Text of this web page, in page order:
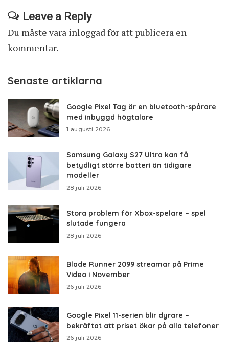
Leave a Reply
Du måste vara inloggadför att publicera en
kommentar.
Senaste artiklarna
Google Pixel Tag är en bluetooth-spårare
med inbyggd högtalare
1 augusti 2026
Samsung Galaxy S27 Ultra kan få
betydligt större batteri än tidigare
modeller
28 juli 2026
Stora problem för Xbox-spelare – spel
slutade fungera
28 juli 2026
Blade Runner 2099 streamar på Prime
Video i November
26 juli 2026
Google Pixel 11-serien blir dyrare –
bekräftat att priset ökar på alla telefoner
26 juli 2026